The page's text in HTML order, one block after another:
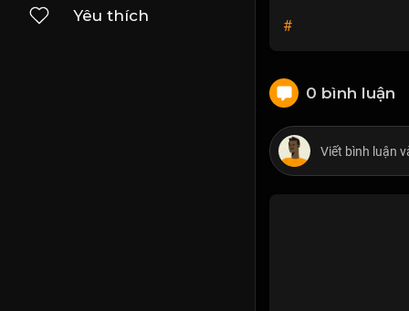
Yêu thích
#
0 bình luận